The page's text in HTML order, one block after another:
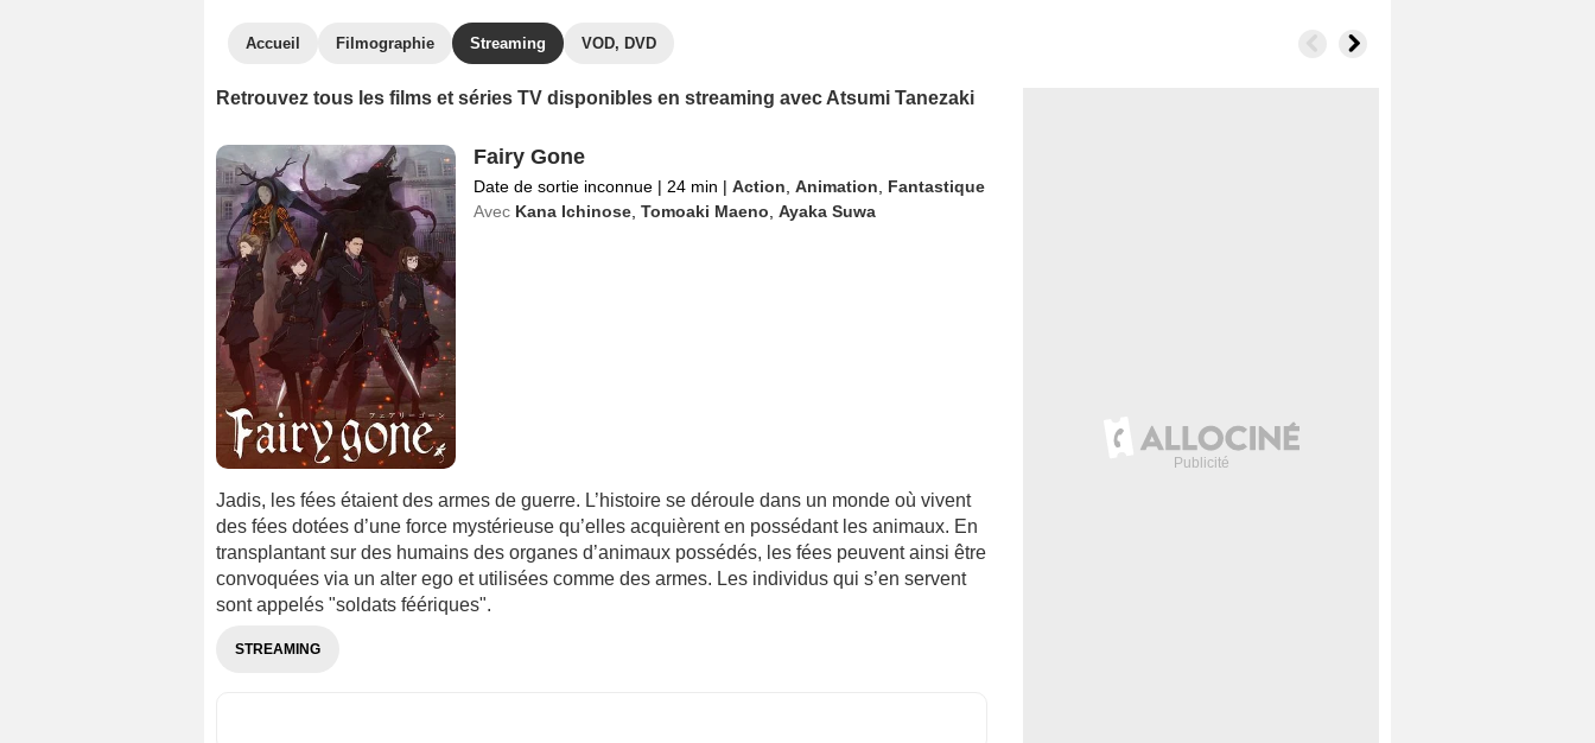
Accueil Filmographie Streaming VOD, DVD
Retrouvez tous les films et séries TV disponibles en streaming avec Atsumi Tanezaki
Fairy Gone
Date de sortie inconnue | 24 min | Action Animation
Fantastique
Avec Kana Ichinose, Tomoaki Maeno Ayaka Suwa
Jadis, les fées étaient des armes de guerre. L’histoire se déroule dans un monde où vivent
des fées dotées d’une force mystérieuse qu’elles acquièrent en possédant les animaux. En
transplantant sur des humains des organes d’animaux possédés, les fées peuvent ainsi être
convoquées via un alter ego et utilisées comme des armes. Les individus qui s’en servent
sont appelés "soldats féériques".
STREAMING